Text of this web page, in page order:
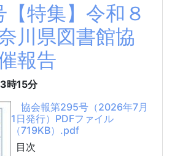
特集】令和８
川県図書館協
報告
時15分
協会報第295号（2026年7月
1日発行）PDFファイル
（719KB）.pdf
目次